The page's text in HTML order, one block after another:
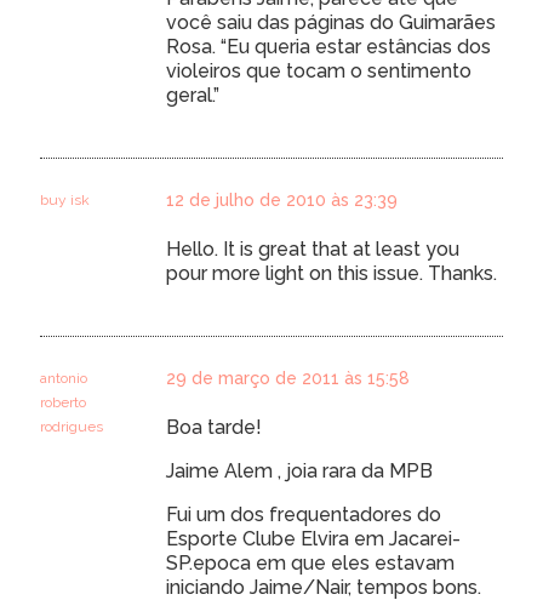
você saiu das páginas do Guimarães
Rosa. “Eu queria estar estâncias dos
violeiros que tocam o sentimento
geral.”
buy isk 12 de julho de 2010 às 23:39
Hello. It is great that at least you
pour more light on this issue. Thanks.
antonio
roberto
rodrigues
29 de março de 2011 às 15:58
Boa tarde!
Jaime Alem , joia rara da MPB
Fui um dos frequentadores do
Esporte Clube Elvira em Jacarei-
SP.epoca em que eles estavam
iniciando Jaime/Nair, tempos bons.